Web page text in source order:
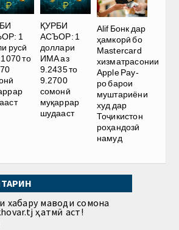
1
русӣ
то
ҚУРБИ
АСЪОР: 1
доллари
ИМА аз
9.2435 то
9.2700
сомонӣ
муқаррар
шудааст
Alif Бонк дар
ҳамкорӣ бо
Mastercard
хизматрасонии
Apple Pay-
ро барои
муштариёни
худ дар
Тоҷикистон
роҳандозӣ
намуд
хабару маводи сомона
ҳатмӣ аст!